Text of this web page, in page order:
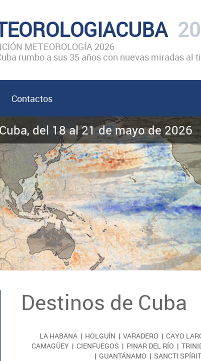
METEOROLOGÍA 2026
rumbo a sus 35 años con nuevas miradas al
Contactos
del 18 al 21 de mayo de 2026
Destinos de Cuba
LA HABANA| HOLGUÍN | VARADERO | CAYO
CAMAGÜEY| CIENFUEGOS | PINAR DEL RÍO |
| GUANTÁNAMO | SANCTI